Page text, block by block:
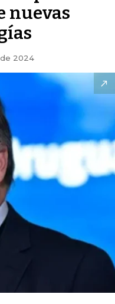
nuevas
de 2024